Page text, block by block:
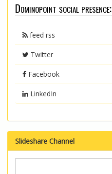
Dominopoint social presence:
feed rss
Twitter
Facebook
LinkedIn
Slideshare Channel